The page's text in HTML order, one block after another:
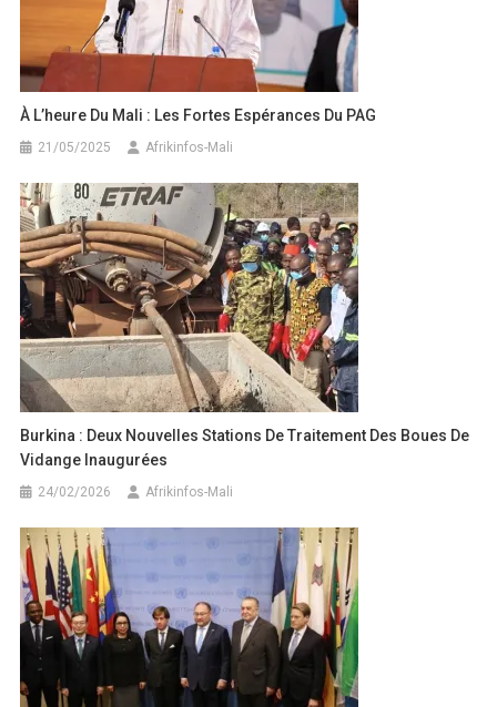
À L’heure Du Mali : Les Fortes Espérances Du PAG
21/05/2025 Afrikinfos-Mali
Burkina : Deux Nouvelles Stations De Traitement Des Boues De
Vidange Inaugurées
24/02/2026 Afrikinfos-Mali